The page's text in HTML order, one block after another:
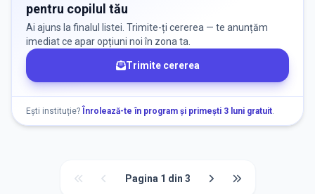
pentru copilul tău
Ai ajuns la finalul listei. Trimite-ți cererea — te anunțăm
imediat ce apar opțiuni noi în zona ta.
Trimite cererea
Ești instituție? Înrolează-te în program și primești 3 luni gratuit.
Pagina 1 din 3